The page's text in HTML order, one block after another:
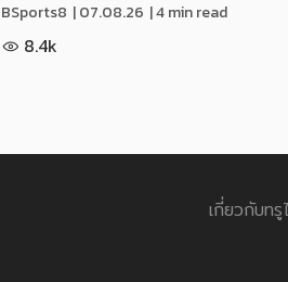
BSports8 |07.08.26 | 4 min read
8.4k
เกี่ยวกับทรู